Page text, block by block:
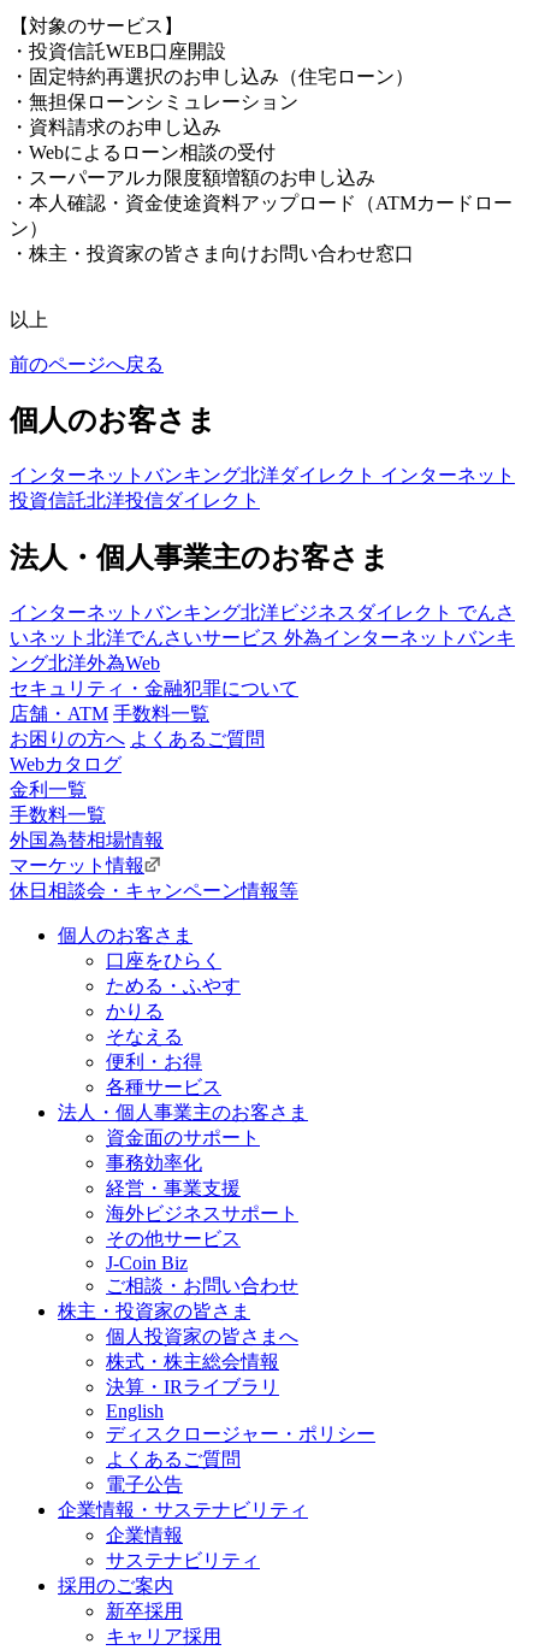
【対象のサービス】
・投資信託WEB口座開設
・固定特約再選択のお申し込み（住宅ローン）
・無担保ローンシミュレーション
・資料請求のお申し込み
・Webによるローン相談の受付
・スーパーアルカ限度額増額のお申し込み
・本人確認・資金使途資料アップロード（ATMカードロー
ン）
・株主・投資家の皆さま向けお問い合わせ窓口
以上
前のページへ戻る
個人のお客さま
インターネットバンキング北洋ダイレクト インターネット
投資信託北洋投信ダイレクト
法人・個人事業主のお客さま
インターネットバンキング北洋ビジネスダイレクト でんさ
いネット 北洋でんさいサービス 外為インターネットバンキ
ング北洋外為Web
セキュリティ・金融犯罪について
店舗・ATM 手数料一覧
お困りの方へ よくあるご質問
Webカタログ
金利一覧
手数料一覧
外国為替相場情報
マーケット情報
休日相談会・キャンペーン情報等
個人のお客さま
口座をひらく
ためる・ふやす
かりる
そなえる
便利・お得
各種サービス
法人・個人事業主のお客さま
資金面のサポート
事務効率化
経営・事業支援
海外ビジネスサポート
その他サービス
J-Coin Biz
ご相談・お問い合わせ
株主・投資家の皆さま
個人投資家の皆さまへ
株式・株主総会情報
決算・IRライブラリ
English
ディスクロージャー・ポリシー
よくあるご質問
電子公告
企業情報・サステナビリティ
企業情報
サステナビリティ
採用のご案内
新卒採用
キャリア採用